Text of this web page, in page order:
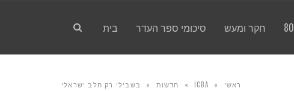
חקר ומעש סיכומי ספר העדר בית
ראשי »
ICBA
» חדשות » בשבילי רק חלב ישראלי